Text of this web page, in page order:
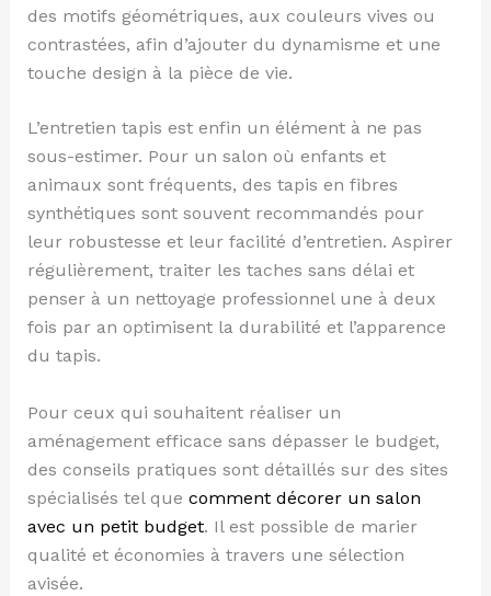
des motifs géométriques, aux couleurs vives ou
contrastées, afin d’ajouter du dynamisme et une
touche design à la pièce de vie.
L’entretien tapis est enfin un élément à ne pas
sous-estimer. Pour un salon où enfants et
animaux sont fréquents, des tapis en fibres
synthétiques sont souvent recommandés pour
leur robustesse et leur facilité d’entretien. Aspirer
régulièrement, traiter les taches sans délai et
penser à un nettoyage professionnel une à deux
fois par an optimisent la durabilité et l’apparence
du tapis.
Pour ceux qui souhaitent réaliser un
aménagement efficace sans dépasser le budget,
des conseils pratiques sont détaillés sur des sites
spécialisés tel que comment décorer un salon
avec un petit budget. Il est possible de marier
qualité et économies à travers une sélection
avisée.